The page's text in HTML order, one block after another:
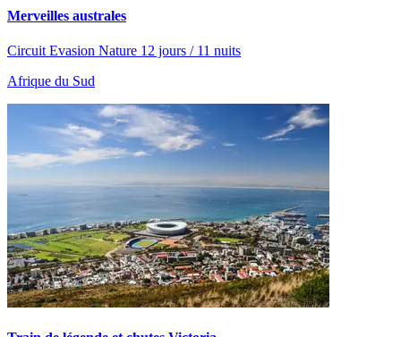
Merveilles australes
Circuit Evasion Nature 12 jours / 11 nuits
Afrique du Sud